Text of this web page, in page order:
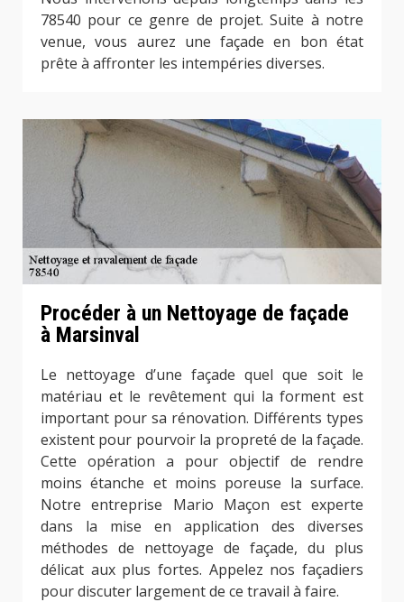
78540 pour ce genre de projet. Suite à notre
venue, vous aurez une façade en bon état
prête à affronter les intempéries diverses.
Procéder à un Nettoyage de façade
à Marsinval
Le nettoyage d’une façade quel que soit le
matériau et le revêtement qui la forment est
important pour sa rénovation. Différents types
existent pour pourvoir la propreté de la façade.
Cette opération a pour objectif de rendre
moins étanche et moins poreuse la surface.
Notre entreprise Mario Maçon est experte
dans la mise en application des diverses
méthodes de nettoyage de façade, du plus
délicat aux plus fortes. Appelez nos façadiers
pour discuter largement de ce travail à faire.